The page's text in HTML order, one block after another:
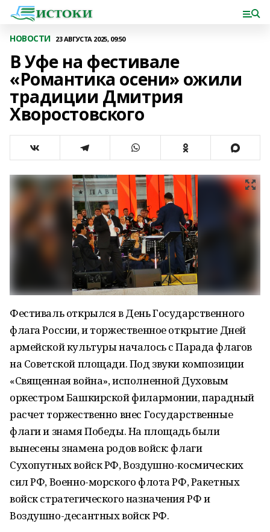
НОВОСТИ 23 АВГУСТА 2025, 09:50
В Уфе на фестивале
«Романтика осени» ожили
традиции Дмитрия
Хворостовского
Фестиваль открылся в День Государственного
флага России, и торжественное открытие Дней
армейской культуры началось с Парада флагов
на Советской площади. Под звуки композиции
«Священная война», исполненной Духовым
оркестром Башкирской филармонии, парадный
расчет торжественно внес Государственные
флаги и знамя Победы. На площадь были
вынесены знамена родов войск: флаги
Сухопутных войск РФ, Воздушно-космических
сил РФ, Военно-морского флота РФ, Ракетных
войск стратегического назначения РФ и
Воздушно-десантных войск РФ.